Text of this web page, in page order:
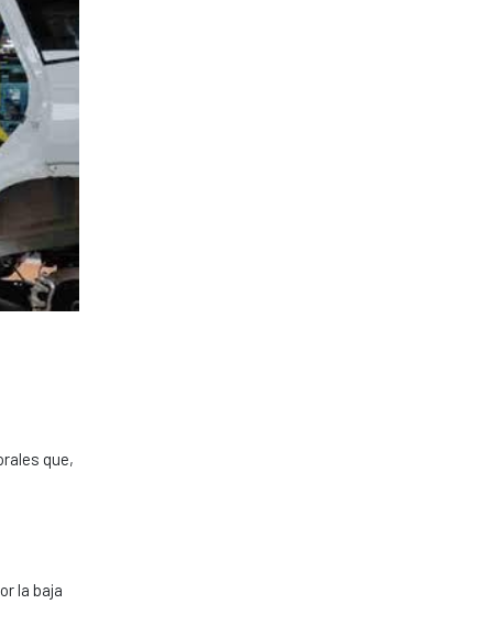
que,
la baja